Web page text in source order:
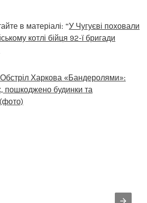
в матеріалі: “У Чугуєві поховали
котлі бійця 92-ї бригади
Обстріл Харкова «Бандеролями»:
пошкоджено будинки та